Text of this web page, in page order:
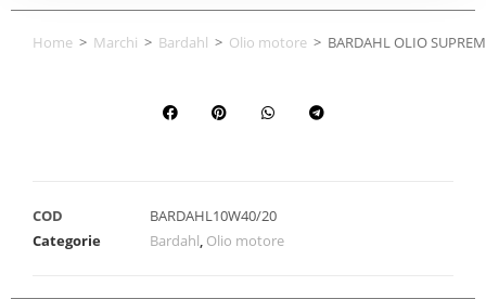
Home > Marchi > Bardahl > Olio motore > BARDAHL OLIO
COD
BARDAHL10W40/20
Categorie
Bardahl, Olio motore